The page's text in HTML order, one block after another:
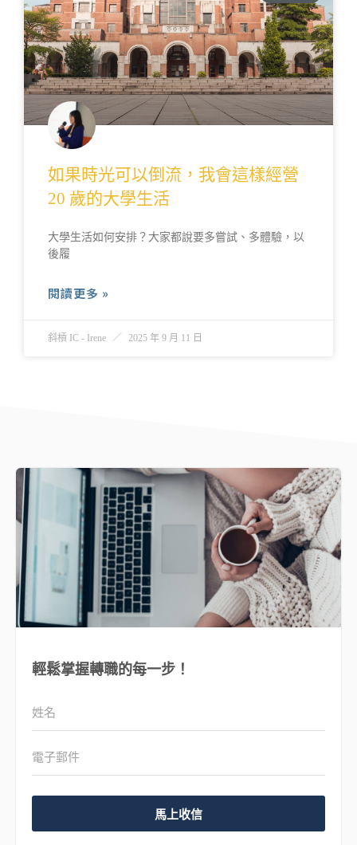
如果時光可以倒流，我會這樣經營
20 歲的大學生活
大學生活如何安排？大家都說要多嘗試、多體驗，以
後履
閱讀更多 »
斜槓 IC - Irene 2025 年 9 月 11 日
輕鬆掌握轉職的每一步！
馬上收信